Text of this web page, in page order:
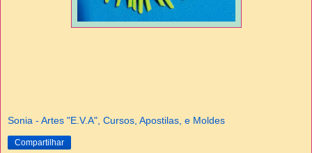
Sonia - Artes "E.V.A", Cursos, Apostilas, e Moldes
Compartilhar